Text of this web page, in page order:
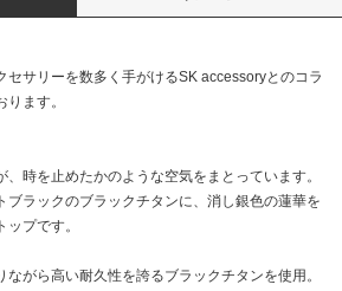
セサリーを数多く手がけるSK accessoryとのコラ
ます。
時を止めたかのような空気をまとっています。
ブラックのブラックチタンに、消し銀色の蓮華を
プです。
がら高い耐久性を誇るブラックチタンを使用。